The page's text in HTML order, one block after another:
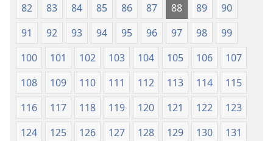
82
83 84 85 86 87 88 89
90
91
92 93 94 95 96 97 98
99
100
101 102 103 104 105 106
107
108
109 110 111 112 113 114
115
116
117 118 119 120 121 122
123
124
125 126 127 128 129 130
131